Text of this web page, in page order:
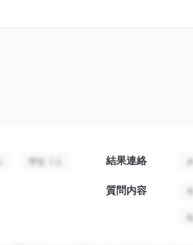
結果連絡
質問内容